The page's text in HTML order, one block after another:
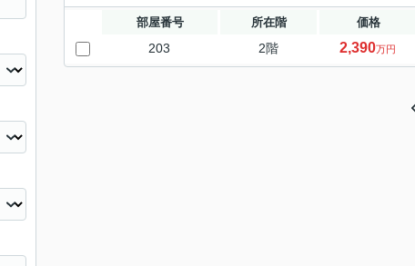
部屋番号 所在階 価格
203 2階 2,390万円